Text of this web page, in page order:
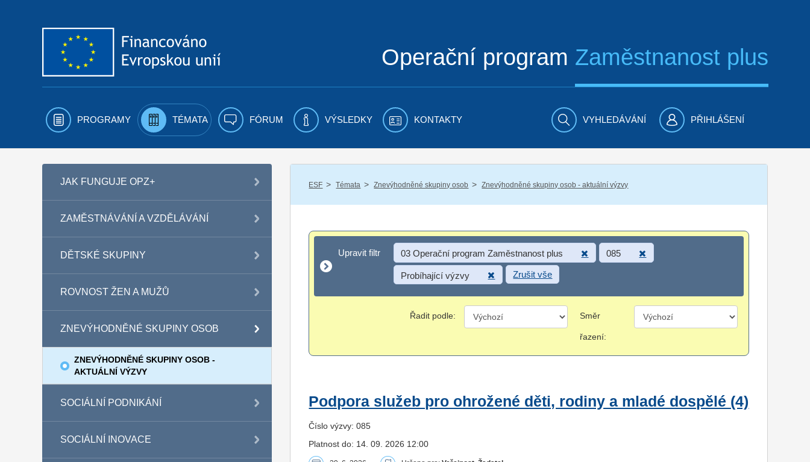
Operační program Zaměstnanost plus
PROGRAMY TÉMATA FÓRUM VÝSLEDKY KONTAKTY VYHLEDÁVÁNÍ PŘIHLÁŠENÍ
JAK FUNGUJE OPZ+
ZAMĚSTNÁVÁNÍ A VZDĚLÁVÁNÍ
DĚTSKÉ SKUPINY
ROVNOST ŽEN A MUŽŮ
ZNEVÝHODNĚNÉ SKUPINY OSOB
ZNEVÝHODNĚNÉ SKUPINY OSOB -
AKTUÁLNÍ VÝZVY
SOCIÁLNÍ PODNIKÁNÍ
SOCIÁLNÍ INOVACE
ESF / Témata / Znevýhodněné skupiny osob / Znevýhodněné skupiny osob - aktuální výzvy
Upravit filtr
Upravit filtr 03 Operační program Zaměstnanost plus 085
Probíhající výzvy Zrušit vše
Řadit podle: Směr
řazení:
Podpora služeb pro ohrožené děti, rodiny a mladé dospělé (4)
Číslo výzvy: 085
Platnost do: 14. 09. 2026 12:00